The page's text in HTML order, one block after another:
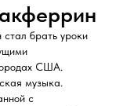
брать уроки
США.
музыка.
с